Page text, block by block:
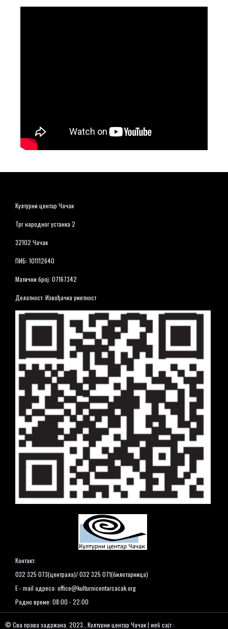
Културни центар Чачак
Трг народног устанка 2
32102 Чачак
ПИБ: 101112640
Матични број: 07167342
Делатност: Извођачка уметност
Контакт:
032 325 073(централа)/ 032 325 071(билетарница)
E - mail адреса: office@kulturnicentarcacak.org
Радно време: 08:00 - 22:00
© Сва права задржана. 2023., Културни центар Чачак | wеб сајт :